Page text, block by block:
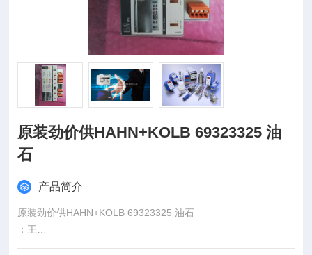
原装劲价供HAHN+KOLB 69323325 油
石
产品简介
原装劲价供HAHN+KOLB 69323325 油石
：王